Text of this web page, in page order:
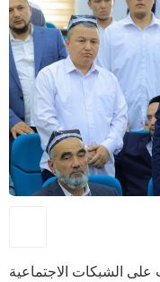
الشبكات الاجتماعية